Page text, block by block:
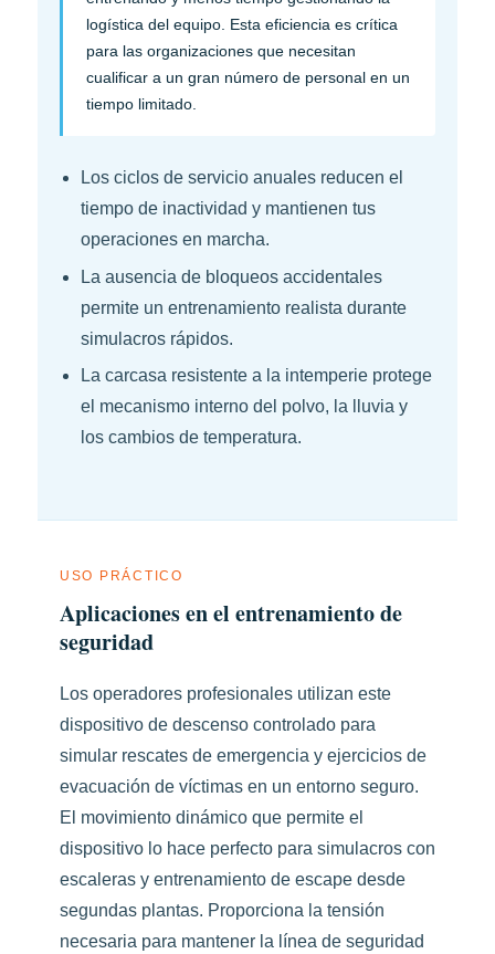
logística del equipo. Esta eficiencia es crítica
para las organizaciones que necesitan
cualificar a un gran número de personal en un
tiempo limitado.
Los ciclos de servicio anuales reducen el
tiempo de inactividad y mantienen tus
operaciones en marcha.
La ausencia de bloqueos accidentales
permite un entrenamiento realista durante
simulacros rápidos.
La carcasa resistente a la intemperie protege
el mecanismo interno del polvo, la lluvia y
los cambios de temperatura.
USO PRÁCTICO
Aplicaciones en el entrenamiento de
seguridad
Los operadores profesionales utilizan este
dispositivo de descenso controlado para
simular rescates de emergencia y ejercicios de
evacuación de víctimas en un entorno seguro.
El movimiento dinámico que permite el
dispositivo lo hace perfecto para simulacros con
escaleras y entrenamiento de escape desde
segundas plantas. Proporciona la tensión
necesaria para mantener la línea de seguridad